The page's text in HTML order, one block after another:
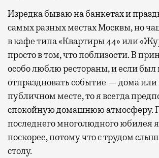
Изредка бываю на банкетах и
самых разных местах Москвы, но
в кафе типа «Квартиры 44» или
просто в том, что поблизости. В
особо люблю рестораны, и если был
отпраздновать событие — дома
публичном месте, то я всегда
спокойную домашнюю атмосферу.
последнего многолюдного юбилея
поскорее, потому что с трудом
столу.